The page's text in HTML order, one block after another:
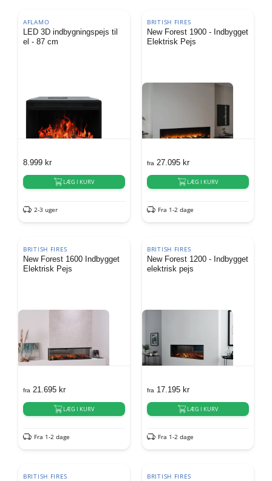
AFLAMO
LED 3D indbygningspejs til
el - 87 cm
8.999 kr
LÆG I KURV
2-3 uger
BRITISH FIRES
New Forest 1900 - Indbygget
Elektrisk Pejs
fra 27.095 kr
LÆG I KURV
Fra 1-2 dage
BRITISH FIRES
New Forest 1600 Indbygget
Elektrisk Pejs
fra 21.695 kr
LÆG I KURV
Fra 1-2 dage
BRITISH FIRES
New Forest 1200 - Indbygget
elektrisk pejs
fra 17.195 kr
LÆG I KURV
Fra 1-2 dage
BRITISH FIRES BRITISH FIRES